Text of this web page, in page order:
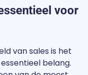
voor
van sales is het
belang.